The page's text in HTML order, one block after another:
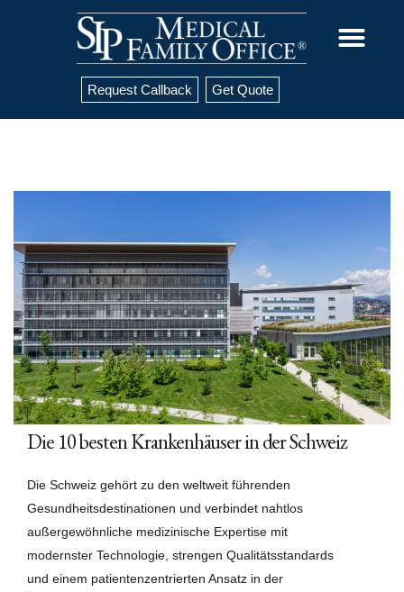
Request Callback Get Quote
Die 10 besten Krankenhäuser in der Schweiz
Die Schweiz gehört zu den weltweit führenden
Gesundheitsdestinationen und verbindet nahtlos
außergewöhnliche medizinische Expertise mit
modernster Technologie, strengen Qualitätsstandards
und einem patientenzentrierten Ansatz in der